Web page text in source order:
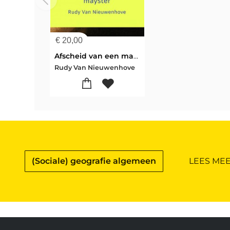
€ 20,00
Afscheid van een mayster
Rudy Van Nieuwenhove
(Sociale) geografie algemeen LEES